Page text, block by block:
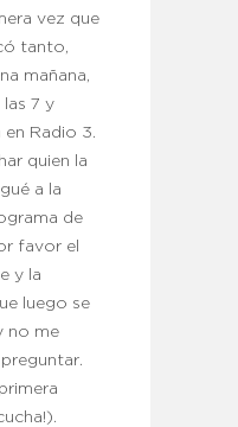
vez que
tanto,
mañana,
las 7 y
Radio 3.
quien la
a la
de
favor el
y la
luego se
no me